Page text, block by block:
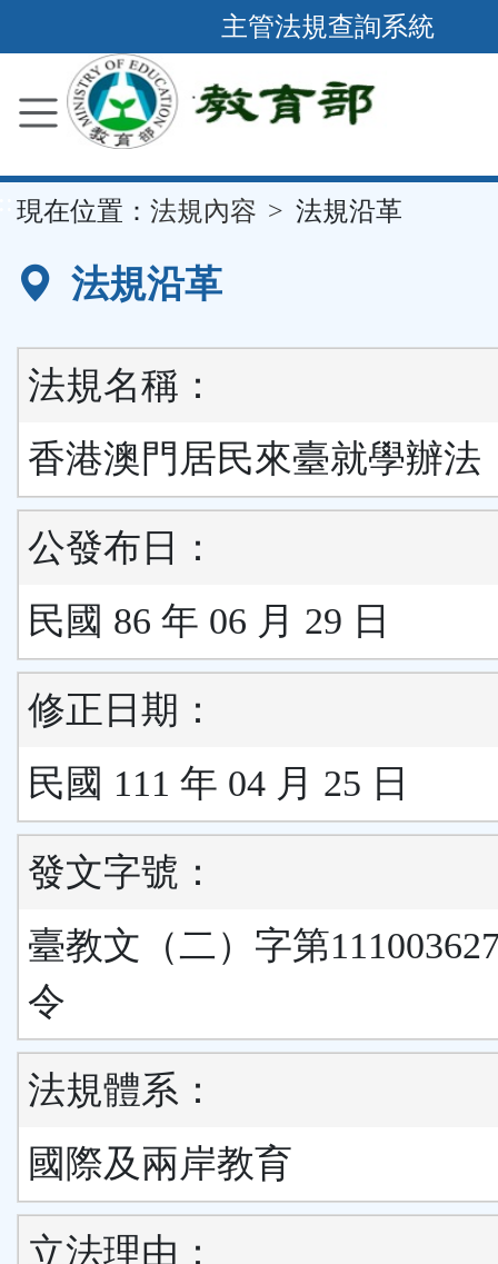
到
要
容
區
主管法規查詢系統
現在位置： 法規內容 法規沿革
法規沿革
法規名稱：
香港澳門居民來臺就學辦法
公發布日：
民國 86 年 06 月 29 日
修正日期：
民國 111 年 04 月 25 日
發文字號：
臺教文（二）字第
令
法規體系：
國際及兩岸教育
立法理由：